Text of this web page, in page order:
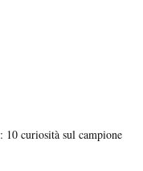
10 curiosità sul campione